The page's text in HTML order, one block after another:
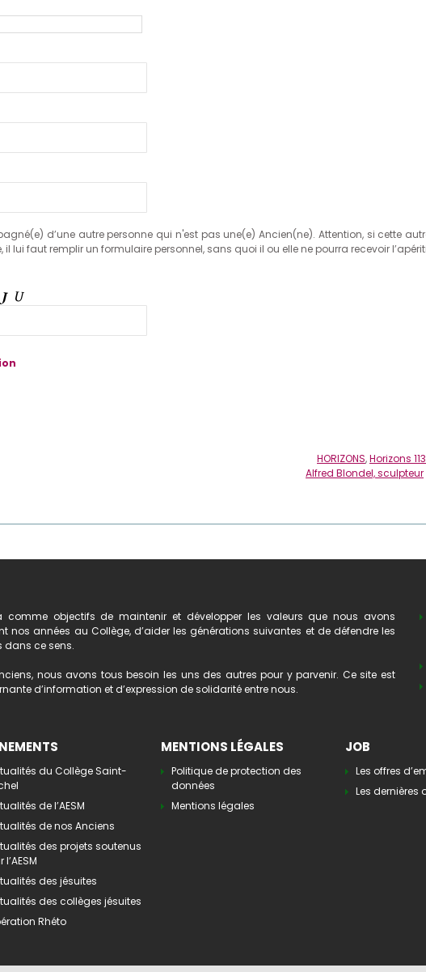
d’une autre personne qui n'est pas une(e) Ancien(ne). Attention, si cette
il lui faut remplir un formulaire personnel, sans quoi il ou elle ne pourra recevoir
HORIZONS,Horizons 113
Alfred Blondel, sculpteur
comme objectifs de maintenir et développer les valeurs que nous avons
nos années au Collège, d’aider les générations suivantes et de défendre les
dans ce sens.
nous avons tous besoin les uns des autres pour y parvenir. Ce site est
d’information et d’expression de solidarité entre nous.
du Collège Saint-
de l’AESM
de nos Anciens
des projets soutenus
l’AESM
des jésuites
des collèges jésuites
Rhéto
MENTIONS LÉGALES
Politique de protection des
données
Mentions légales
JOB
Les offres
Les dernières